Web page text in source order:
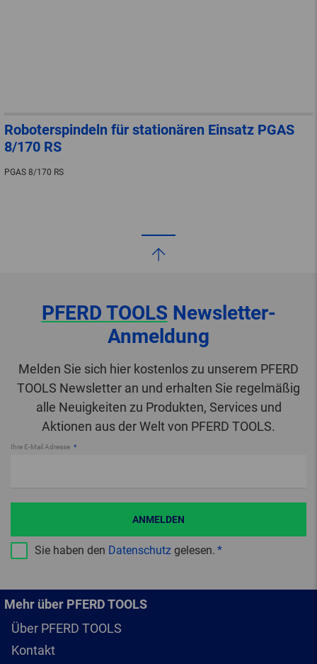
Roboterspindeln für stationären Einsatz PGAS
8/170 RS
PGAS 8/170 RS
PFERD TOOLSNewsletter-
Anmeldung
Melden Sie sich hier kostenlos zu unserem PFERD
TOOLS Newsletter an und erhalten Sie regelmäßig
alle Neuigkeiten zu Produkten, Services und
Aktionen aus der Welt von PFERD TOOLS.
Ihre E-Mail Adresse
Sie haben den Datenschutz gelesen.
ANMELDEN
Mehr über PFERD TOOLS
Über PFERD TOOLS
Kontakt